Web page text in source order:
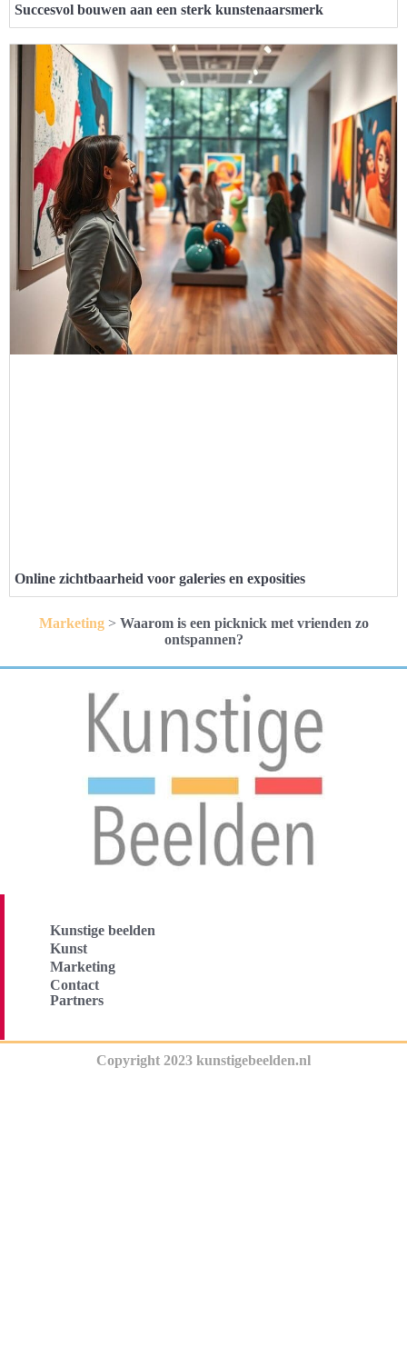
Succesvol bouwen aan een sterk kunstenaarsmerk
Online zichtbaarheid voor galeries en exposities
Marketing> Waarom is een picknick met vrienden zo
ontspannen?
Kunstige beelden
Kunst
Marketing
Contact
Partners
Copyright 2023 kunstigebeelden.nl